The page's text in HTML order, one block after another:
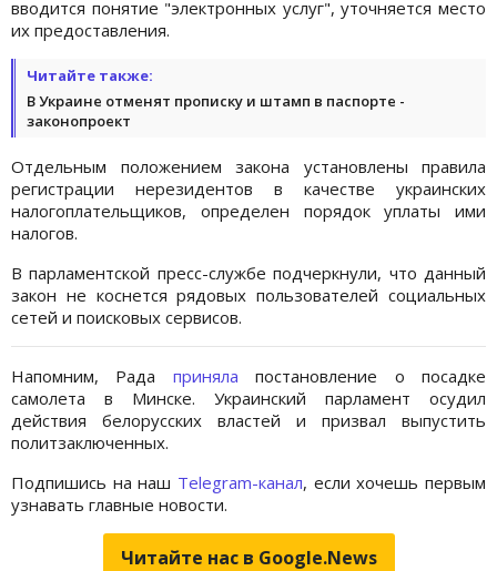
вводится понятие "электронных услуг", уточняется место
их предоставления.
Читайте также:
В Украине отменят прописку и штамп в паспорте -
законопроект
Отдельным положением закона установлены правила
регистрации нерезидентов в качестве украинских
налогоплательщиков, определен порядок уплаты ими
налогов.
В парламентской пресс-службе подчеркнули, что данный
закон не коснется рядовых пользователей социальных
сетей и поисковых сервисов.
Напомним, Рада приняла постановление о посадке
самолета в Минске. Украинский парламент осудил
действия белорусских властей и призвал выпустить
политзаключенных.
Подпишись на наш Telegram-канал, если хочешь первым
узнавать главные новости.
Читайте нас в Google.News